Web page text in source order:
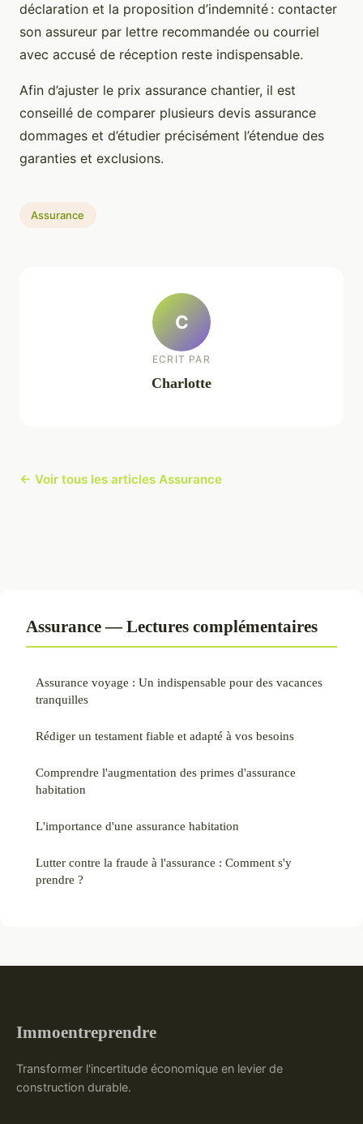
déclaration et la proposition d’indemnité : contacter
son assureur par lettre recommandée ou courriel
avec accusé de réception reste indispensable.
Afin d’ajuster le prix assurance chantier, il est
conseillé de comparer plusieurs devis assurance
dommages et d’étudier précisément l’étendue des
garanties et exclusions.
Assurance
C
ECRIT PAR
Charlotte
← Voir tous les articles Assurance
Assurance — Lectures complémentaires
Assurance voyage : Un indispensable pour des vacances
tranquilles
Rédiger un testament fiable et adapté à vos besoins
Comprendre l'augmentation des primes d'assurance
habitation
L'importance d'une assurance habitation
Lutter contre la fraude à l'assurance : Comment s'y
prendre ?
Immoentreprendre
Transformer l'incertitude économique en levier de
construction durable.